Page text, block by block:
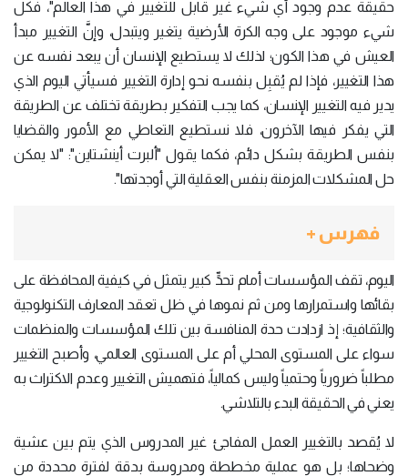
حقيقة عدم وجود أي شيء غير قابل للتغيير في هذا العالم"، فكل
شيء موجود على وجه الكرة الأرضية يتغير ويتبدل، وإنَّ التغيير مبدأ
العيش في هذا الكون؛ لذلك لا يستطيع الإنسان أن يبعد نفسه عن
هذا التغيير، فإذا لم يُقبِل بنفسه نحو إدارة التغيير فسيأتي اليوم الذي
يدير فيه التغيير الإنسان، كما يجب التفكير بطريقة تختلف عن الطريقة
التي يفكر فيها الآخرون، فلا نستطيع التعاطي مع الأمور والقضايا
بنفس الطريقة بشكل دائم، فكما يقول "ألبرت أينشتاين": "لا يمكن
حل المشكلات المزمنة بنفس العقلية التي أوجدتها".
فهرس +
اليوم، تقف المؤسسات أمام تحدٍّ كبير يتمثل في كيفية المحافظة على
بقائها واستمرارها ومن ثم نموها في ظل تعقد المعارف التكنولوجية
والثقافية؛ إذ ازدادت حدة المنافسة بين تلك المؤسسات والمنظمات
سواء على المستوى المحلي أم على المستوى العالمي، وأصبح التغيير
مطلباً ضرورياً وحتمياً وليس كمالياً، فتهميش التغيير وعدم الاكتراث به
يعني في الحقيقة البدء بالتلاشي.
لا يُقصد بالتغيير العمل المفاجئ غير المدروس الذي يتم بين عشية
وضحاها؛ بل هو عملية مخططة ومدروسة بدقة لفترة محددة من